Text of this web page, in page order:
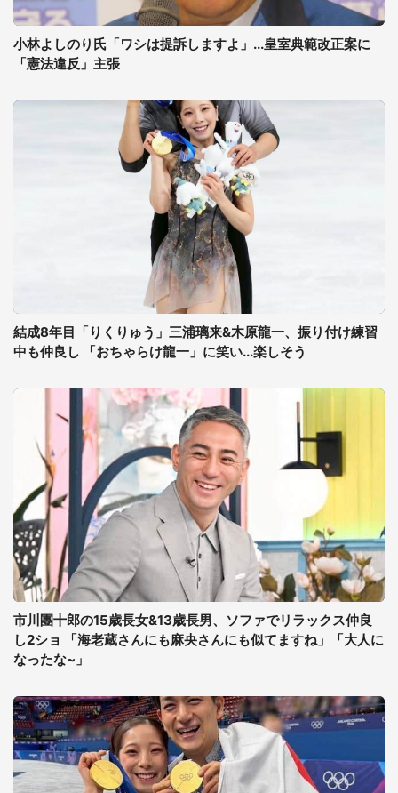
小林よしのり氏「ワシは提訴しますよ」...皇室典範改正案に
「憲法違反」主張
結成8年目「りくりゅう」三浦璃来&木原龍一、振り付け練習
中も仲良し 「おちゃらけ龍一」に笑い...楽しそう
市川團十郎の15歳長女&13歳長男、ソファでリラックス仲良
し2ショ 「海老蔵さんにも麻央さんにも似てますね」「大人に
なったな~」